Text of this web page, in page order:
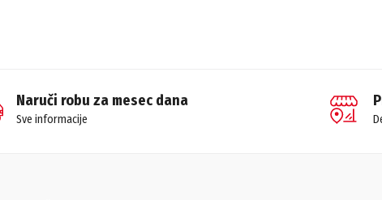
Naruči robu za mesec dana
Sve informacije